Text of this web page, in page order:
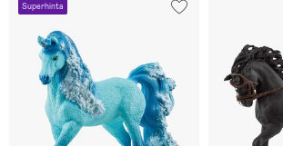
Superhinta